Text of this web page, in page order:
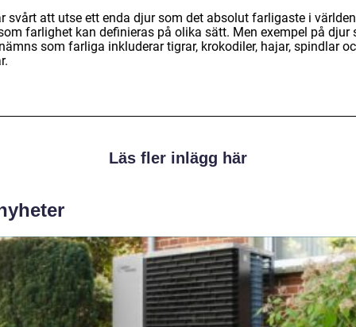
svårt att utse ett enda djur som det absolut farligaste i världen
farlighet kan definieras på olika sätt. Men exempel på djur
som farliga inkluderar tigrar, krokodiler, hajar, spindlar
Läs fler inlägg här